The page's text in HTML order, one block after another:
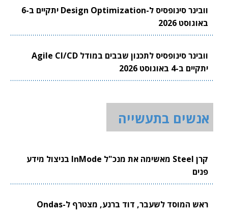
וובינר סינופסיס ל-Design Optimization יתקיים ב-6
באוגוסט 2026
וובינר סינופסיס לתכנון שבבים במודל Agile CI/CD
יתקיים ב-4 באוגוסט 2026
אנשים בתעשייה
קרן Steel מאשימה את מנכ"ל InMode בניצול מידע
פנים
ראש המוסד לשעבר, דוד ברנע, מצטרף ל-Ondas